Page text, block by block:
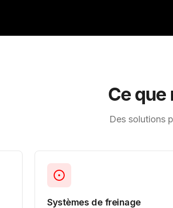
Ce
Des solutions
Systèmes de freinage